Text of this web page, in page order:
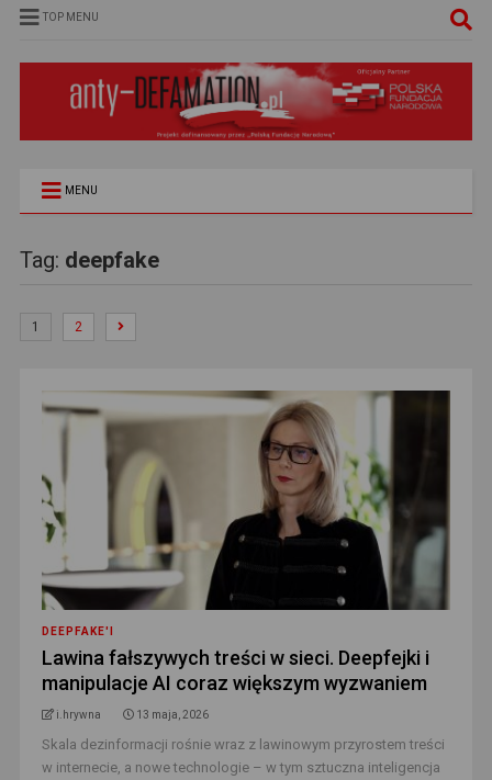
TOP MENU
MENU
Tag: deepfake
1 2
DEEPFAKE'I
Lawina fałszywych treści w sieci. Deepfejki i
manipulacje AI coraz większym wyzwaniem
i.hrywna 13 maja, 2026
Skala dezinformacji rośnie wraz z lawinowym przyrostem treści
w internecie, a nowe technologie – w tym sztuczna inteligencja